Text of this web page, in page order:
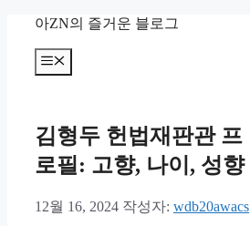
아ZN의 즐거운 블로그
메
뉴
김형두 헌법재판관 프
로필: 고향, 나이, 성향
12월 16, 2024 작성자: wdb20awacs